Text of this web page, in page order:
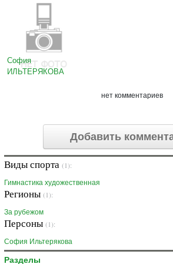
София
ИЛЬТЕРЯКОВА
нет комментариев
Добавить
Виды спорта (1):
Гимнастика художественная
Регионы (1):
За рубежом
Персоны (1):
София Ильтерякова
Разделы